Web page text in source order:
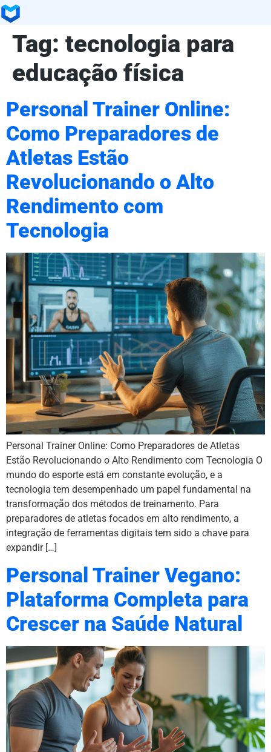
Tag: tecnologia para
educação física
Personal Trainer Online:
Como Preparadores de
Atletas Estão
Revolucionando o Alto
Rendimento com
Tecnologia
Personal Trainer Online: Como Preparadores de Atletas
Estão Revolucionando o Alto Rendimento com Tecnologia O
mundo do esporte está em constante evolução, e a
tecnologia tem desempenhado um papel fundamental na
transformação dos métodos de treinamento. Para
preparadores de atletas focados em alto rendimento, a
integração de ferramentas digitais tem sido a chave para
expandir […]
Personal Trainer Vegano:
Plataforma Completa para
Crescer na Saúde Natural